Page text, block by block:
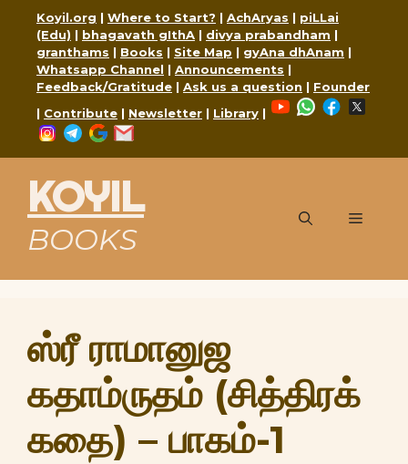
content
Koyil.org | Where to Start? | AchAryas | piLLai
(Edu) | bhagavath gIthA | divya prabandham |
granthams | Books | Site Map | gyAna dhAnam |
Whatsapp Channel | Announcements |
Feedback/Gratitude | Ask us a question | Founder
| Contribute | Newsletter | Library |
YouTubeWhatsApp
Facebook
Instagram
Telegram
Google
KOYIL
BOOKS
Menu
ஸ்ரீ ராமானுஜ
கதாம்ருதம் (சித்திரக்
கதை) – பாகம்-1